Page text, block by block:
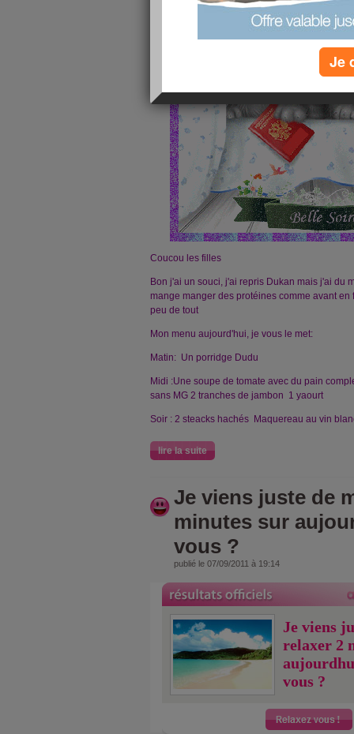
Coucou les filles
Bon j'ai un souci, j'ai repris Dukan mais j'ai du
mange manger des protéines comme avant
peu de tout
Mon menu aujourd'hui, je vous le met:
Matin: Un porridge Dudu
Midi :Une soupe de tomate avec du pain
sans MG 2 tranches de jambon 1 yaourt
Soir : 2 steacks hachés Maquereau au vin
lire la suite
Je viens juste de
minutes sur
vous ?
publié le 07/09/2011 à 19:14
Je viens
relaxer 2
vous ?
Je